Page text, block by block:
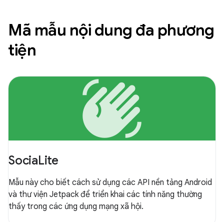
Mã mẫu nội dung đa phương
tiện
waving_hand
SociaLite
Mẫu này cho biết cách sử dụng các API nền tảng Android
và thư viện Jetpack để triển khai các tính năng thường
thấy trong các ứng dụng mạng xã hội.